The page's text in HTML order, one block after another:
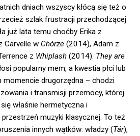
dniach wszyscy kłócą się też o
szlak frustracji przechodzącej
już lata temu choćby Erika z
Carvelle w Chórze (2014), Adam z
z Whiplash (2014). They are
popularny mem, a kwestia płci lub
momencie drugorzędna – chodzi
i transmisji przemocy, której
właśnie hermetyczna i
muzyki klasycznej. To też
innych wątków: władzy (Tár),